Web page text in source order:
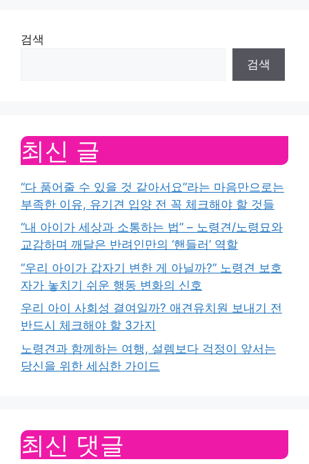
검색
검색
최신 글
“다 품어줄 수 있을 것 같아서요”라는 마음만으로는
부족한 이유, 유기견 입양 전 꼭 체크해야 할 것들
“내 아이가 세상과 소통하는 법” – 노령견/노령묘와
교감하며 깨달은 반려인만의 ‘핸들러’ 역할
“우리 아이가 갑자기 변한 게 아닐까?” 노령견 보호
자가 놓치기 쉬운 행동 변화의 신호
우리 아이 사회성 결여일까? 애견유치원 보내기 전
반드시 체크해야 할 3가지
노령견과 함께하는 여행, 설렘보다 걱정이 앞서는
당신을 위한 세심한 가이드
최신 댓글